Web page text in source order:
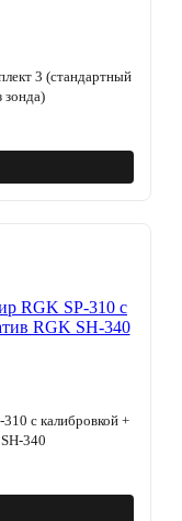
3 (стандартный
зонда)
с калибровкой +
340